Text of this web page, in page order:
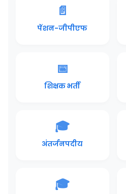
📄
पेंशन-जीपीएफ
📅
शिक्षक भर्ती
🎓
अंतर्जनपदीय
🎓